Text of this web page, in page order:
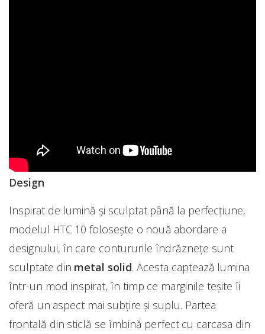
Design
Inspirat de lumină şi sculptat până la perfecțiune,
modelul HTC 10 foloseşte o nouă abordare a
designului, în care contururile îndrăzneţe sunt
sculptate din metal solid. Acesta captează lumina
într-un mod inspirat, în timp ce marginile teşite îi
oferă un aspect mai subţire și suplu. Partea
frontală din sticlă se îmbină perfect cu carcasa din